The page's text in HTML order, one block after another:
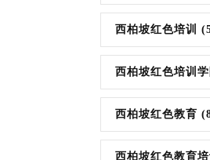
西柏坡红色培训
西柏坡红色培训
西柏坡红色教育
西柏坡红色教育培